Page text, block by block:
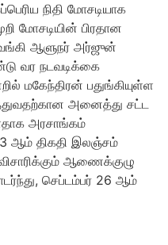
நிதி மோசடியாக
மோசடியின் பிரதான
ஆளுநர் அர்ஜுன்
வர நடவடிக்கை
மகேந்திரன் பதுங்கியுள்ள
அனைத்து சட்ட
அரசாங்கம்
ஆம் திகதி இலஞ்சம்
ஆணைக்குழு
செப்டம்பர் 26 ஆம்